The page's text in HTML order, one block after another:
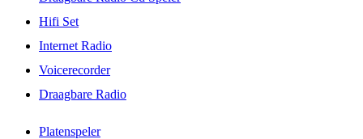
Hifi Set
Internet Radio
Voicerecorder
Draagbare Radio
Platenspeler